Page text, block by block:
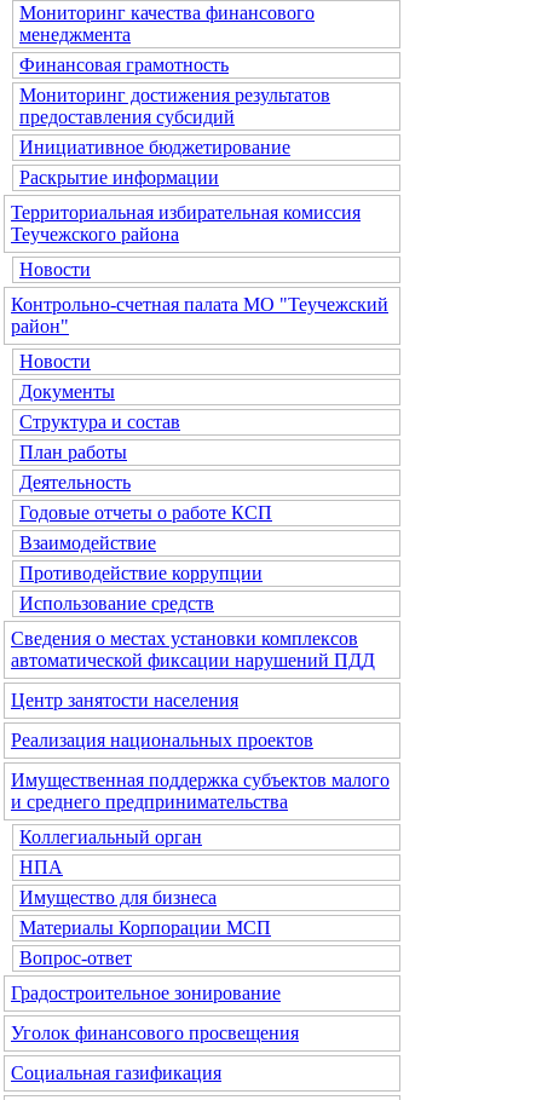
Мониторинг качества финансового
менеджмента
Финансовая грамотность
Мониторинг достижения результатов
предоставления субсидий
Инициативное бюджетирование
Раскрытие информации
Территориальная избирательная комиссия
Теучежского района
Новости
Контрольно-счетная палата МО "Теучежский
район"
Новости
Документы
Структура и состав
План работы
Деятельность
Годовые отчеты о работе КСП
Взаимодействие
Противодействие коррупции
Использование средств
Сведения о местах установки комплексов
автоматической фиксации нарушений ПДД
Центр занятости населения
Реализация национальных проектов
Имущественная поддержка субъектов малого
и среднего предпринимательства
Коллегиальный орган
НПА
Имущество для бизнеса
Материалы Корпорации МСП
Вопрос-ответ
Градостроительное зонирование
Уголок финансового просвещения
Социальная газификация